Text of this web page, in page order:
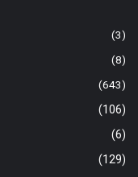
(3)
(8)
(643)
(106)
(6)
(129)